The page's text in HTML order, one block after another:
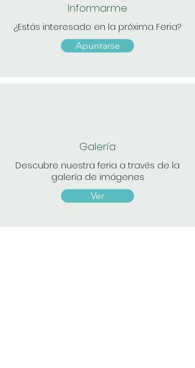
Informarme
¿Estás interesado en la próxima Feria?
Apuntarse
Galería
Descubre nuestra feria a través de la
galería de imágenes
Ver